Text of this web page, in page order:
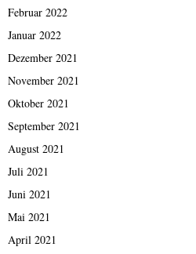
Februar 2022
Januar 2022
Dezember 2021
November 2021
Oktober 2021
September 2021
August 2021
Juli 2021
Juni 2021
Mai 2021
April 2021